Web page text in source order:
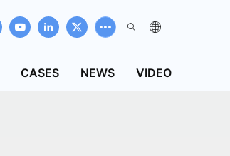
CASES NEWS VIDEO